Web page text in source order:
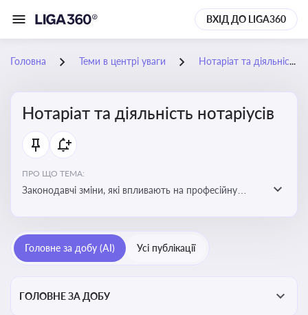
ВХІД ДО LIGA360
Головна Теми в центрі уваги Нотаріат та діяльність нотаріусів
Нотаріат та діяльність нотаріусів
ПРО ЩО ТЕМА:
Законодавчі зміни, які впливають на професійну
Головне за добу (AI) Усі публікації
ГОЛОВНЕ ЗА ДОБУ